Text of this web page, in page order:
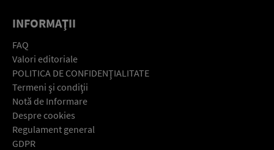
INFORMAŢII
FAQ
Valori editoriale
POLITICA DE CONFIDENŢIALITATE
Termeni şi condiţii
Notă de Informare
Despre cookies
Regulament general
GDPR